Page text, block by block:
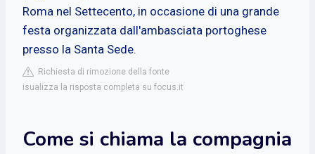
Roma nel Settecento, in occasione di una grande
festa organizzata dall'ambasciata portoghese
presso la Santa Sede.
Richiesta di rimozione della fonte
isualizza la risposta completa su focus.it
Come si chiama la compagnia